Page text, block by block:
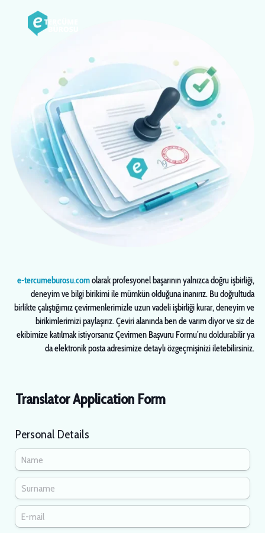
e-tercumeburosu.comolarak profesyonel başarının yalnızca doğru işbirliği,
deneyim ve bilgi birikimi ile mümkün olduğuna inanırız. Bu doğrultuda
birlikte çalıştığımız çevirmenlerimizle uzun vadeli işbirliği kurar, deneyim ve
birikimlerimizi paylaşırız. Çeviri alanında ben de varım diyor ve siz de
ekibimize katılmak istiyorsanız Çevirmen Başvuru Formu’nu doldurabilir ya
da elektronik posta adresimize detaylı özgeçmişinizi iletebilirsiniz.